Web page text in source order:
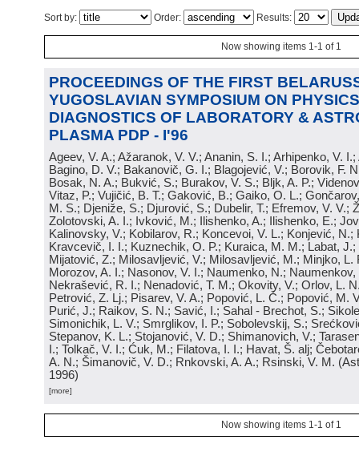
Sort by: Order: Results:
Now showing items 1-1 of 1
PROCEEDINGS OF THE FIRST
YUGOSLAVIAN SYMPOSIUM ON
DIAGNOSTICS OF LABORATORY &
PLASMA PDP - I'96
Ageev, V. A.; Ažaranok, V. V.; Ananin, S. I.; Arhipenko, V.
Bagino, D. V.; Bakanovič, G. I.; Blagojević, V.; Borovik, F.
Bosak, N. A.; Bukvić, S.; Burakov, V. S.; Bljk, A. P.;
Vitaz, P.; Vujičić, B. T.; Gaković, B.; Gaiko, O. L.;
M. S.; Djeniže, S.; Djurović, S.; Dubelir, T.; Efremov, V. V.;
Zolotovski, A. I.; Ivković, M.; Ilishenko, A.; Ilishenko, E.;
Kalinovsky, V.; Kobilarov, R.; Koncevoi, V. L.; Konjević, N.;
Kravcevič, I. I.; Kuznechik, O. P.; Kuraica, M. M.; Labat,
Mijatović, Z.; Milosavljević, V.; Milosavljević, M.; Minjko, L.
Morozov, A. I.; Nasonov, V. I.; Naumenko, N.; Naumenkov,
Nekrašević, R. I.; Nenadović, T. M.; Okovity, V.; Orlov, L.
Petrović, Z. Lj.; Pisarev, V. A.; Popović, L. Č.; Popović, M.
Purić, J.; Raikov, S. N.; Savić, I.; Sahal - Brechot, S.;
Simonichik, L. V.; Smrglikov, I. P.; Sobolevskij, S.;
Stepanov, K. L.; Stojanović, V. D.; Shimanovich, V.;
I.; Tolkač, V. I.; Ćuk, M.; Filatova, I. I.; Havat, Š. alj;
A. N.; Šimanovič, V. D.; Rnkovski, A. A.; Rsinski, V. M. (
1996)
[more]
Now showing items 1-1 of 1